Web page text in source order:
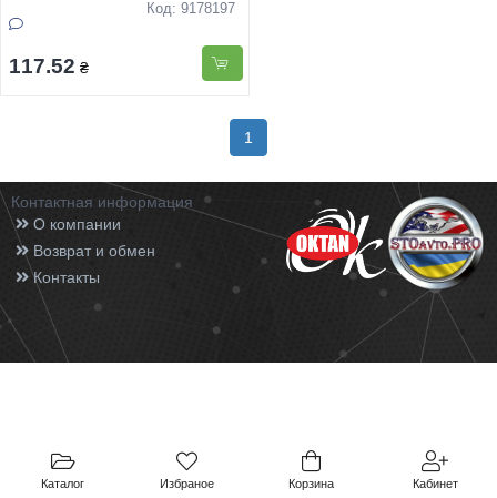
Каталог Избраное Корзина Кабинет
Код: 9178197
117.52 ₴
1
Контактная информация
О компании
Возврат и обмен
Контакты